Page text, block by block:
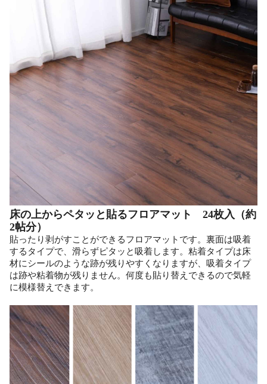
床の上からペタッと貼るフロアマット 24枚入（約
2帖分）
貼ったり剥がすことができるフロアマットです。裏面は吸着
するタイプで、滑らずピタッと吸着します。粘着タイプは床
材にシールのような跡が残りやすくなりますが、吸着タイプ
は跡や粘着物が残りません。何度も貼り替えできるので気軽
に模様替えできます。